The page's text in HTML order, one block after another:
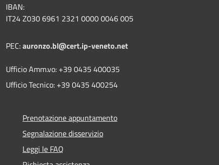
IBAN:
IT24 Z030 6961 2321 0000 0046 005
PEC:auronzo.bl@cert.ip-veneto.net
Ufficio Amm.vo: +39 0435 400035
Ufficio Tecnico: +39 0435 400254
Prenotazione appuntamento
Segnalazione disservizio
Leggi le FAQ